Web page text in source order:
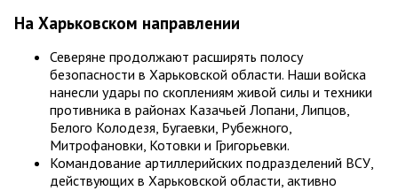
На Харьковском направлении
Северяне продолжают расширять полосу
безопасности в Харьковской области. Наши войска
нанесли удары по скоплениям живой силы и техники
противника в районах Казачьей Лопани, Липцов,
Белого Колодезя, Бугаевки, Рубежного,
Митрофановки, Котовки и Григорьевки.
Командование артиллерийских подразделений ВСУ,
действующих в Харьковской области, активно